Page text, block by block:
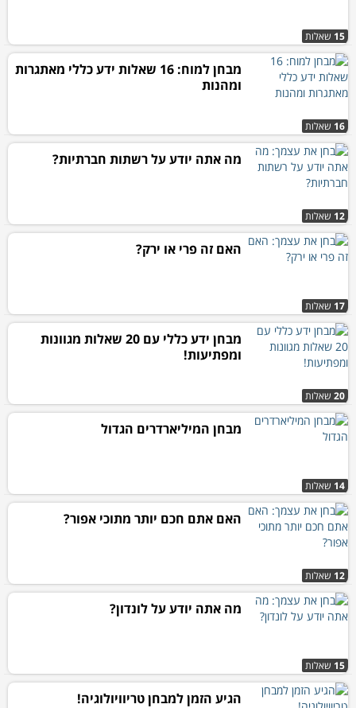
15 שאלות
16 שאלות
מבחן למוח: 16 שאלות ידע כללי מאתגרות
ומהנות
12 שאלות
מה אתה יודע על רשתות חברתיות?
17 שאלות
האם זה פרי או ירק?
20 שאלות
מבחן ידע כללי עם 20 שאלות מגוונות
ומפתיעות!
14 שאלות
מבחן המיליארדרים הגדול
12 שאלות
האם אתם חכם יותר מתוכי אפור?
15 שאלות
מה אתה יודע על לונדון?
הגיע הזמן למבחן טריוויולוגיה!